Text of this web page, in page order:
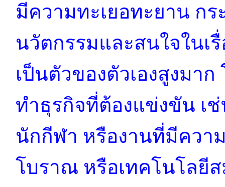
มีความทะเยอทะยาน ก
นวัตกรรมและสนใจในเ
เป็นตัวของตัวเองสูงมาก
ทำธุรกิจที่ต้องแข่งขัน เ
นักกีฬา หรืองานที่มีควา
โบราณ หรือเทคโนโลยีส